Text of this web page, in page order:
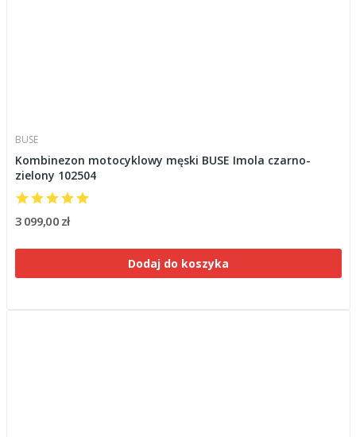
BUSE
Kombinezon motocyklowy męski BUSE Imola czarno-
zielony 102504
3 099,00 zł
Dodaj do koszyka